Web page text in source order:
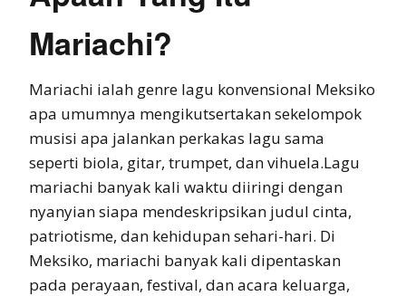
Mariachi?
Mariachi ialah genre lagu konvensional Meksiko
apa umumnya mengikutsertakan sekelompok
musisi apa jalankan perkakas lagu sama
seperti biola, gitar, trumpet, dan vihuela.Lagu
mariachi banyak kali waktu diiringi dengan
nyanyian siapa mendeskripsikan judul cinta,
patriotisme, dan kehidupan sehari-hari. Di
Meksiko, mariachi banyak kali dipentaskan
pada perayaan, festival, dan acara keluarga,